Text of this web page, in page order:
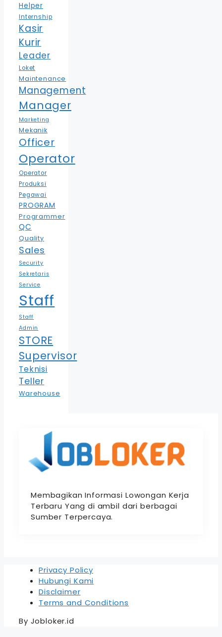
Helper
Internship
Kasir
Kurir
Leader
Loket
Maintenance
Management
Manager
Marketing
Mekanik
Officer
Operator
Operator
Produksi
Pegawai
PROGRAM
Programmer
QC
Quality
Sales
Security
Sekretaris
Service
Staff
Staff
Admin
STORE
Supervisor
Teknisi
Teller
Warehouse
Membagikan Informasi Lowongan Kerja
Terbaru Yang di ambil dari berbagai
Sumber Terpercaya.
Privacy Policy
Hubungi Kami
Disclaimer
Terms and Conditions
By Jobloker.id